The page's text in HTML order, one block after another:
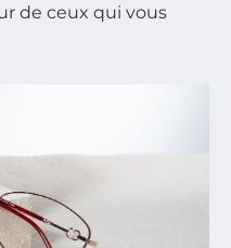
de ceux qui vous